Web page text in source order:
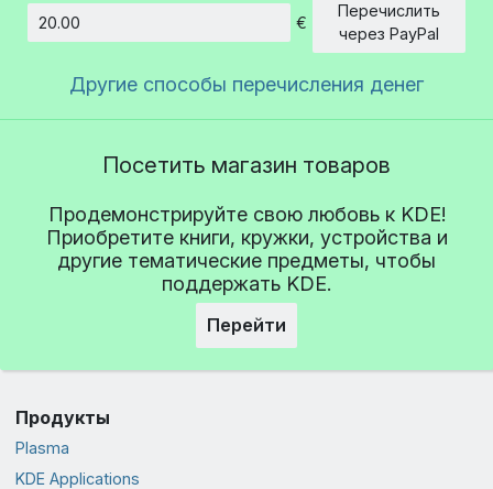
€
Перечислить
через PayPal
Другие способы перечисления денег
Посетить магазин товаров
Продемонстрируйте свою любовь к KDE!
Приобретите книги, кружки, устройства и
другие тематические предметы, чтобы
поддержать KDE.
Перейти
Продукты
Plasma
KDE Applications